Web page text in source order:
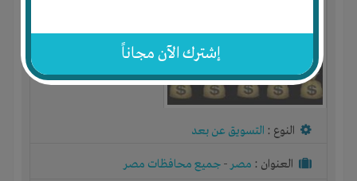
إشترك الآن مجاناً
النوع : التسويق عن بعد
العنوان : مصر- جميع محافظات مصر